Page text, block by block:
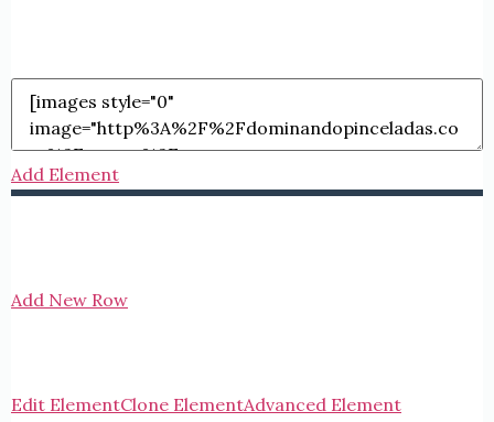
Add Element
Add New Row
Edit ElementClone ElementAdvanced Element